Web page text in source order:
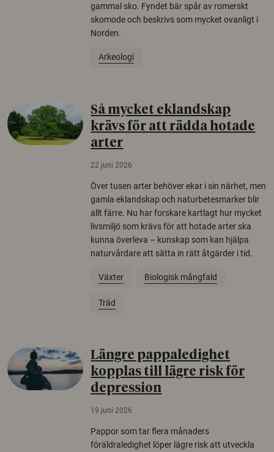
gammal sko. Fyndet bär spår av romerskt
skomode och beskrivs som mycket ovanligt i
Norden.
Arkeologi
Så mycket eklandskap
krävs för att rädda hotade
arter
22 juni 2026
Över tusen arter behöver ekar i sin närhet, men
gamla eklandskap och naturbetesmarker blir
allt färre. Nu har forskare kartlagt hur mycket
livsmiljö som krävs för att hotade arter ska
kunna överleva – kunskap som kan hjälpa
naturvårdare att sätta in rätt åtgärder i tid.
Växter Biologisk mångfald
Träd
Längre pappaledighet
kopplas till lägre risk för
depression
19 juni 2026
Pappor som tar flera månaders
föräldraledighet löper lägre risk att utveckla